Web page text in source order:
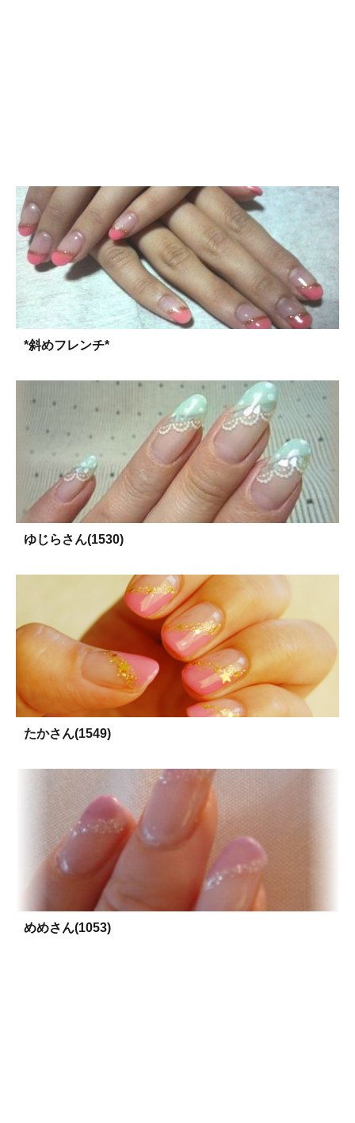
*斜めフレンチ*
ゆじらさん(1530)
たかさん(1549)
めめさん(1053)